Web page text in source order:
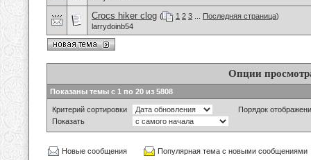
Crocs hiker clog ( 1 2 3 Последняя страница)
larrydoinb54
Опции
Показаны темы с 1 по 20 из 5808
Критерий сортировки
Порядок
Показать
Новые сообщения
Популярная тема с новыми сообщениями